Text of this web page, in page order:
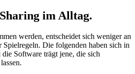
im Alltag.
werden, entscheidet sich weniger an
Spielregeln. Die folgenden haben sich in
Software trägt jene, die sich